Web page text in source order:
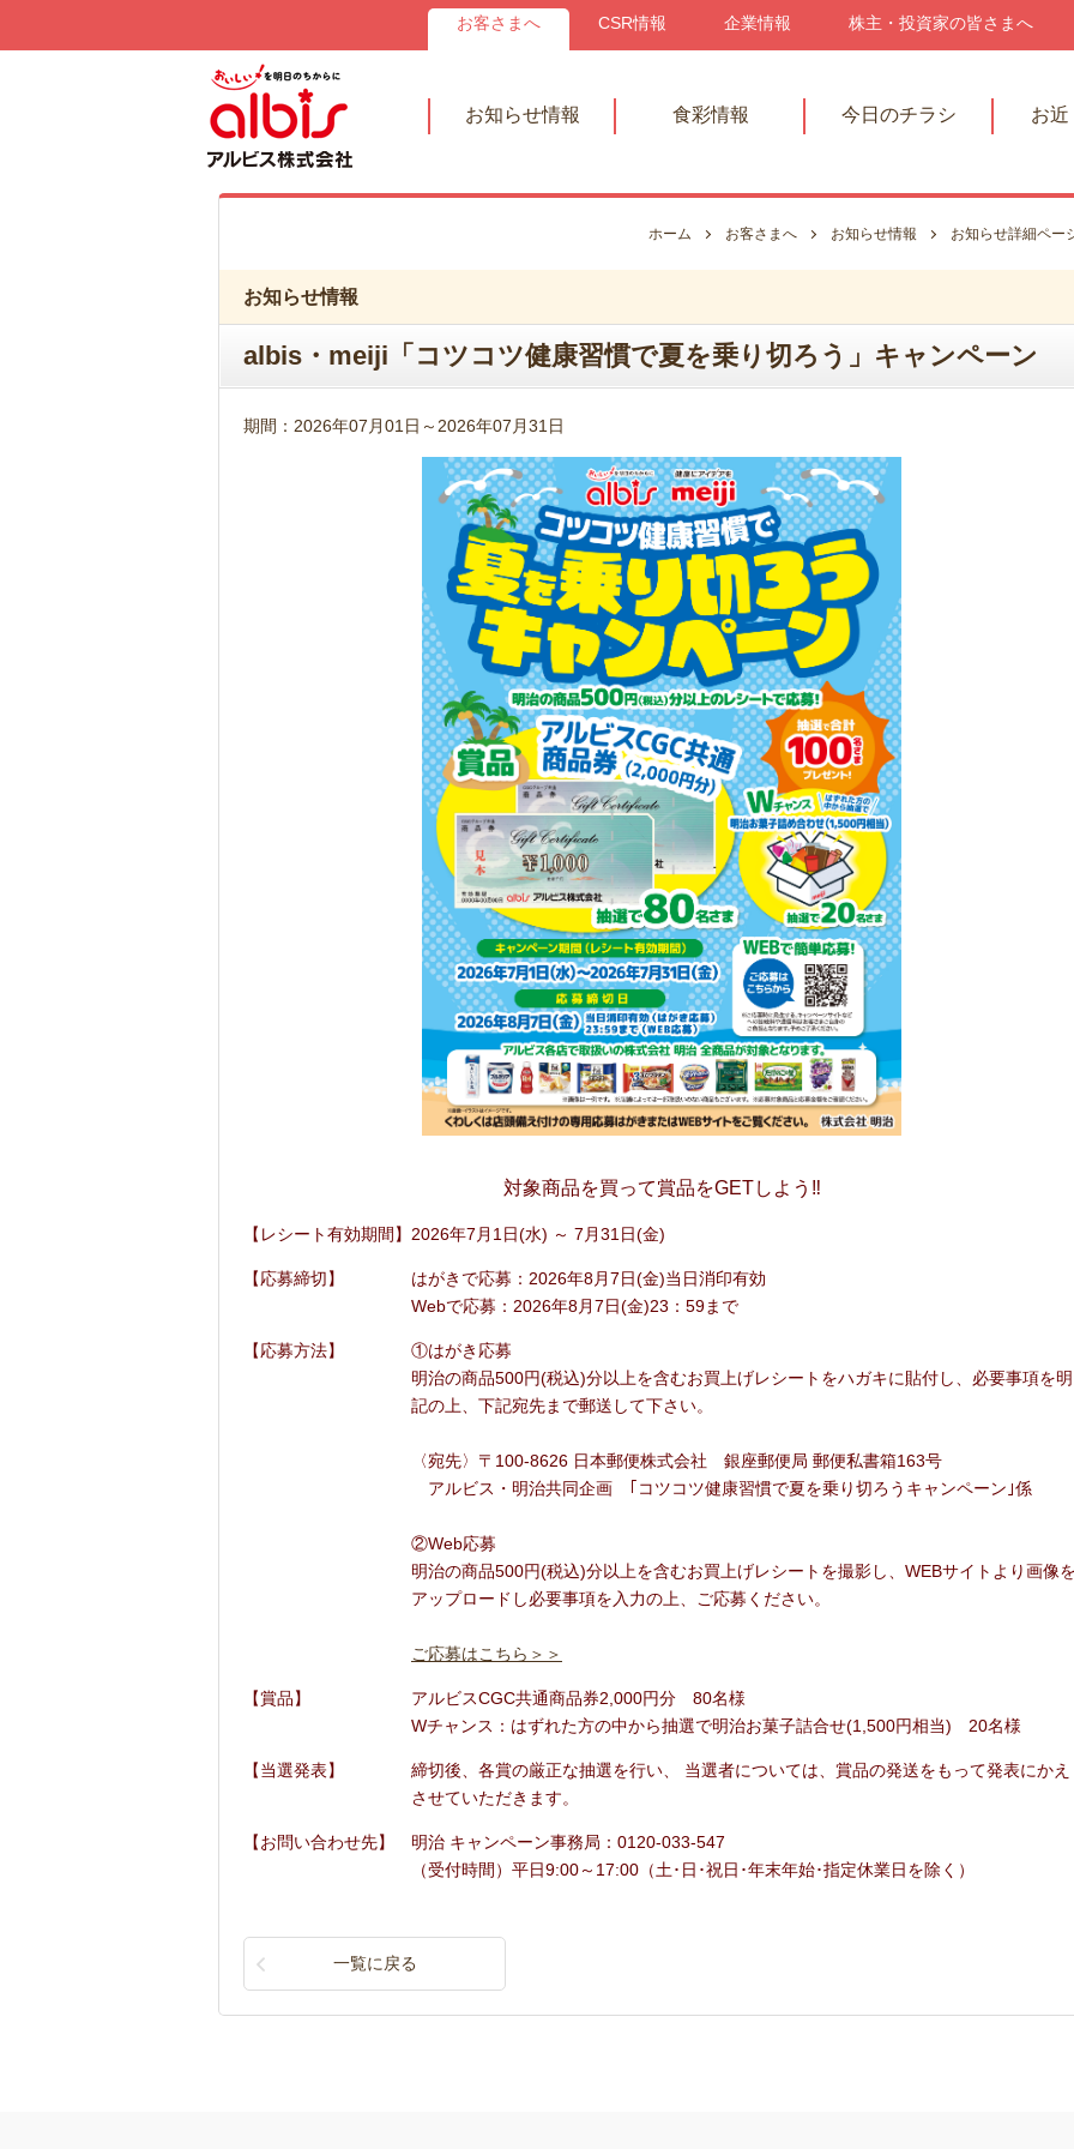
お客さまへ CSR情報 企業情報 株主・投資家の皆さまへ
お知らせ情報 食彩情報 今日のチラシ お近
ホーム お客さまへ お知らせ情報 お知らせ詳細ペー
お知らせ情報
albis・meiji「コツコツ健康習慣で夏を乗り切ろう」キャンペーン
期間：2026年07月01日～2026年07月31日
対象商品を買って賞品をGETしよう‼
【レシート有効期間】 2026年7月1日(水) ～ 7月31日(金)
【応募締切】
はがきで応募：2026年8月7日(金)当日消印有効
Webで応募：2026年8月7日(金)23：59まで
【応募方法】
①はがき応募
明治の商品500円(税込)分以上を含むお買上げレシートをハガキに貼付し、必要事項を明
記の上、下記宛先まで郵送して下さい。
〈宛先〉〒100-8626 日本郵便株式会社 銀座郵便局 郵便私書箱163号
アルビス・明治共同企画 ｢コツコツ健康習慣で夏を乗り切ろうキャンペーン｣係
②Web応募
明治の商品500円(税込)分以上を含むお買上げレシートを撮影し、WEBサイトより画像
アップロードし必要事項を入力の上、ご応募ください。
ご応募はこちら＞＞
【賞品】
アルビスCGC共通商品券2,000円分 80名様
Wチャンス：はずれた方の中から抽選で明治お菓子詰合せ(1,500円相当) 20名様
【当選発表】
締切後、各賞の厳正な抽選を行い、 当選者については、賞品の発送をもって発表にかえ
させていただきます。
【お問い合わせ先】
明治 キャンペーン事務局：0120-033-547
（受付時間）平日9:00～17:00（土･日･祝日･年末年始･指定休業日を除く）
一覧に戻る